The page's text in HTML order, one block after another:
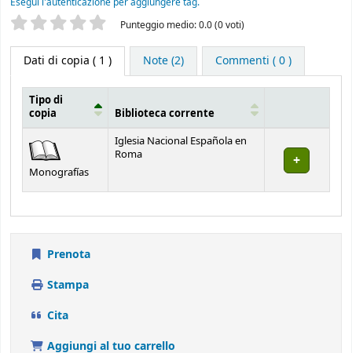
La tua valutazione Punteggio medio: 0.0 (0 voti)
Dati di copia ( 1 ) Note (2) Commenti ( 0 )
Tipo di
copia
Biblioteca corrente
Monografías
Iglesia Nacional Española en
Roma
Prenota
Stampa
Cita
Aggiungi al tuo carrello